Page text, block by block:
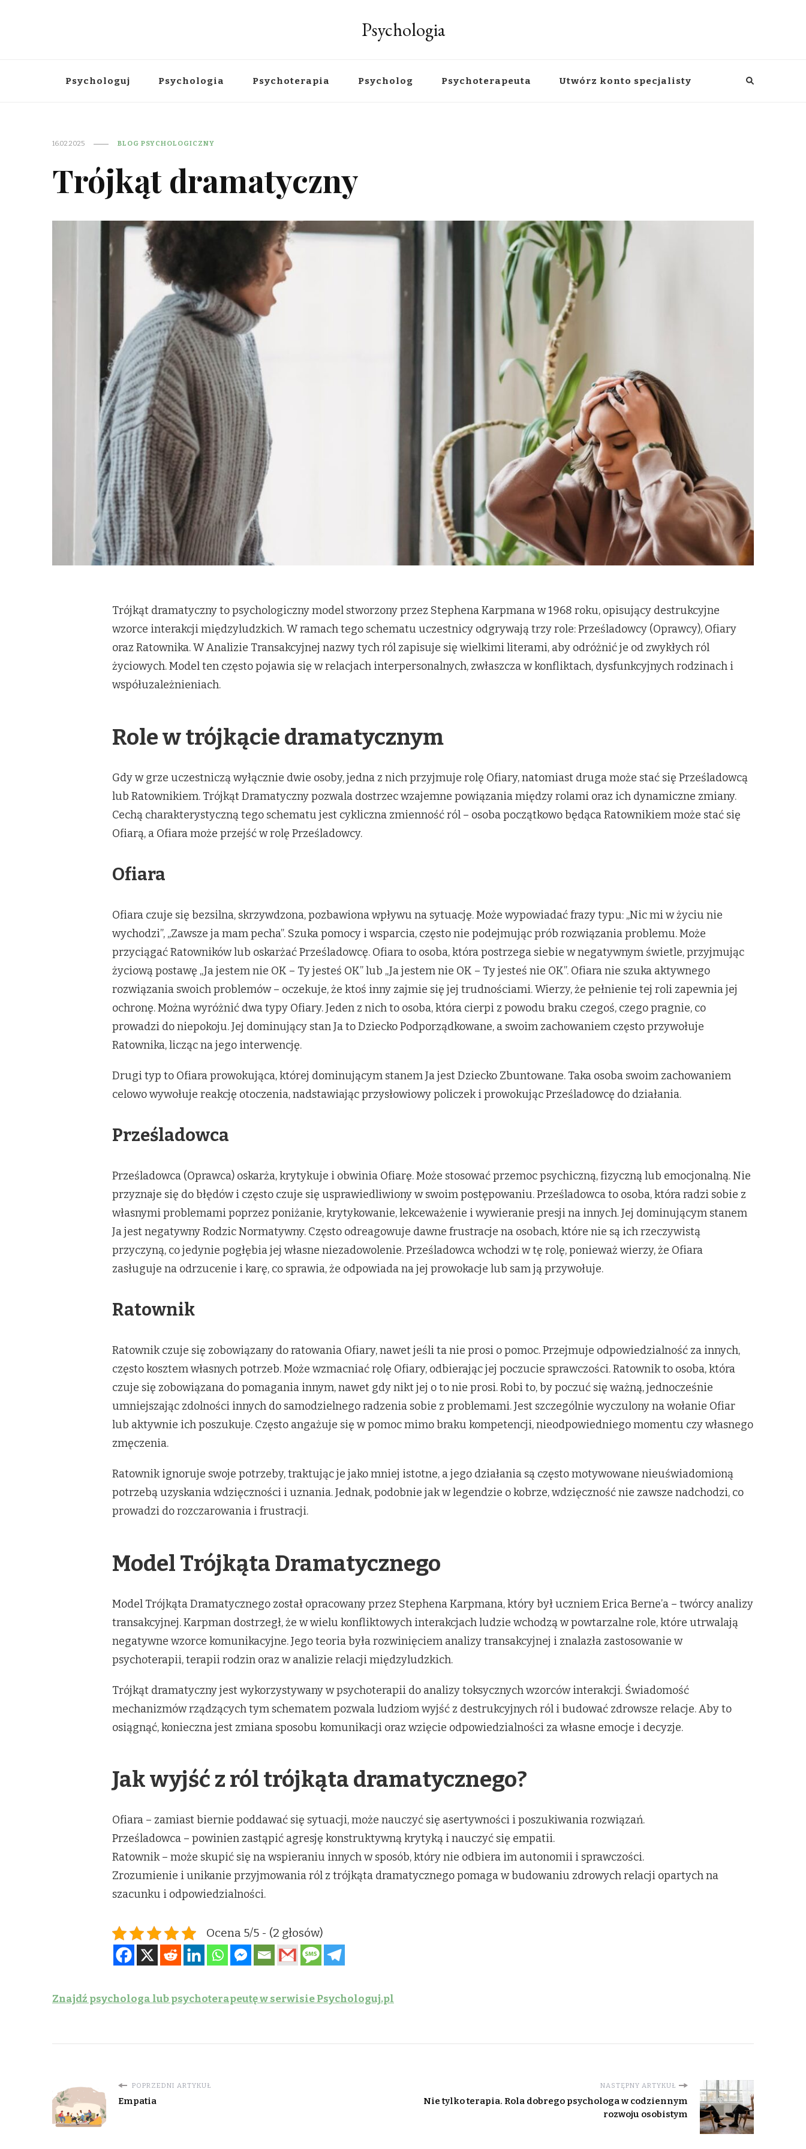
Psychologia
Psychologuj Psychologia Psychoterapia Psycholog Psychoterapeuta Utwórz konto specjalisty
16.02.2025 BLOG PSYCHOLOGICZNY
Trójkąt dramatyczny
Trójkąt dramatyczny to psychologiczny model stworzony przez Stephena Karpmana w 1968 roku, opisujący destrukcyjne
wzorce interakcji międzyludzkich. W ramach tego schematu uczestnicy odgrywają trzy role: Prześladowcy (Oprawcy), Ofiary
oraz Ratownika. W Analizie Transakcyjnej nazwy tych ról zapisuje się wielkimi literami, aby odróżnić je od zwykłych ról
życiowych. Model ten często pojawia się w relacjach interpersonalnych, zwłaszcza w konfliktach, dysfunkcyjnych rodzinach i
współuzależnieniach.
Role w trójkącie dramatycznym
Gdy w grze uczestniczą wyłącznie dwie osoby, jedna z nich przyjmuje rolę Ofiary, natomiast druga może stać się Prześladowcą
lub Ratownikiem. Trójkąt Dramatyczny pozwala dostrzec wzajemne powiązania między rolami oraz ich dynamiczne zmiany.
Cechą charakterystyczną tego schematu jest cykliczna zmienność ról – osoba początkowo będąca Ratownikiem może stać się
Ofiarą, a Ofiara może przejść w rolę Prześladowcy.
Ofiara
Ofiara czuje się bezsilna, skrzywdzona, pozbawiona wpływu na sytuację. Może wypowiadać frazy typu: „Nic mi w życiu nie
wychodzi”, „Zawsze ja mam pecha”. Szuka pomocy i wsparcia, często nie podejmując prób rozwiązania problemu. Może
przyciągać Ratowników lub oskarżać Prześladowcę. Ofiara to osoba, która postrzega siebie w negatywnym świetle, przyjmując
życiową postawę „Ja jestem nie OK – Ty jesteś OK” lub „Ja jestem nie OK – Ty jesteś nie OK”. Ofiara nie szuka aktywnego
rozwiązania swoich problemów – oczekuje, że ktoś inny zajmie się jej trudnościami. Wierzy, że pełnienie tej roli zapewnia jej
ochronę. Można wyróżnić dwa typy Ofiary. Jeden z nich to osoba, która cierpi z powodu braku czegoś, czego pragnie, co
prowadzi do niepokoju. Jej dominujący stan Ja to Dziecko Podporządkowane, a swoim zachowaniem często przywołuje
Ratownika, licząc na jego interwencję.
Drugi typ to Ofiara prowokująca, której dominującym stanem Ja jest Dziecko Zbuntowane. Taka osoba swoim zachowaniem
celowo wywołuje reakcję otoczenia, nadstawiając przysłowiowy policzek i prowokując Prześladowcę do działania.
Prześladowca
Prześladowca (Oprawca) oskarża, krytykuje i obwinia Ofiarę. Może stosować przemoc psychiczną, fizyczną lub emocjonalną. Nie
przyznaje się do błędów i często czuje się usprawiedliwiony w swoim postępowaniu. Prześladowca to osoba, która radzi sobie z
własnymi problemami poprzez poniżanie, krytykowanie, lekceważenie i wywieranie presji na innych. Jej dominującym stanem
Ja jest negatywny Rodzic Normatywny. Często odreagowuje dawne frustracje na osobach, które nie są ich rzeczywistą
przyczyną, co jedynie pogłębia jej własne niezadowolenie. Prześladowca wchodzi w tę rolę, ponieważ wierzy, że Ofiara
zasługuje na odrzucenie i karę, co sprawia, że odpowiada na jej prowokacje lub sam ją przywołuje.
Ratownik
Ratownik czuje się zobowiązany do ratowania Ofiary, nawet jeśli ta nie prosi o pomoc. Przejmuje odpowiedzialność za innych,
często kosztem własnych potrzeb. Może wzmacniać rolę Ofiary, odbierając jej poczucie sprawczości. Ratownik to osoba, która
czuje się zobowiązana do pomagania innym, nawet gdy nikt jej o to nie prosi. Robi to, by poczuć się ważną, jednocześnie
umniejszając zdolności innych do samodzielnego radzenia sobie z problemami. Jest szczególnie wyczulony na wołanie Ofiar
lub aktywnie ich poszukuje. Często angażuje się w pomoc mimo braku kompetencji, nieodpowiedniego momentu czy własnego
zmęczenia.
Ratownik ignoruje swoje potrzeby, traktując je jako mniej istotne, a jego działania są często motywowane nieuświadomioną
potrzebą uzyskania wdzięczności i uznania. Jednak, podobnie jak w legendzie o kobrze, wdzięczność nie zawsze nadchodzi, co
prowadzi do rozczarowania i frustracji.
Model Trójkąta Dramatycznego
Model Trójkąta Dramatycznego został opracowany przez Stephena Karpmana, który był uczniem Erica Berne’a – twórcy analizy
transakcyjnej. Karpman dostrzegł, że w wielu konfliktowych interakcjach ludzie wchodzą w powtarzalne role, które utrwalają
negatywne wzorce komunikacyjne. Jego teoria była rozwinięciem analizy transakcyjnej i znalazła zastosowanie w
psychoterapii, terapii rodzin oraz w analizie relacji międzyludzkich.
Trójkąt dramatyczny jest wykorzystywany w psychoterapii do analizy toksycznych wzorców interakcji. Świadomość
mechanizmów rządzących tym schematem pozwala ludziom wyjść z destrukcyjnych ról i budować zdrowsze relacje. Aby to
osiągnąć, konieczna jest zmiana sposobu komunikacji oraz wzięcie odpowiedzialności za własne emocje i decyzje.
Jak wyjść z ról trójkąta dramatycznego?
Ofiara – zamiast biernie poddawać się sytuacji, może nauczyć się asertywności i poszukiwania rozwiązań.
Prześladowca – powinien zastąpić agresję konstruktywną krytyką i nauczyć się empatii.
Ratownik – może skupić się na wspieraniu innych w sposób, który nie odbiera im autonomii i sprawczości.
Zrozumienie i unikanie przyjmowania ról z trójkąta dramatycznego pomaga w budowaniu zdrowych relacji opartych na
szacunku i odpowiedzialności.
Ocena 5/5 - (2 głosów)
Znajdź psychologa lub psychoterapeutę w serwisie Psychologuj.pl
POPRZEDNI ARTYKUŁ
Empatia
NASTĘPNY ARTYKUŁ
Nie tylko terapia. Rola dobrego psychologa w codziennym
rozwoju osobistym